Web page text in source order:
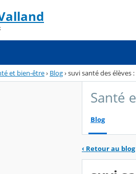
et bien-être› Blog›suvi santé des élèves
Santé
Blog
‹ Retour au blog